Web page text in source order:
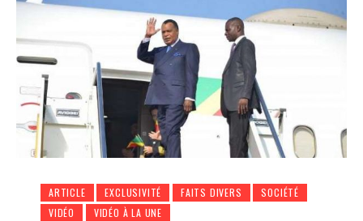
ARTICLE EXCLUSIVITÉ FAITS DIVERS
SOCIÉTÉ
VIDÉO
VIDÉO À LA UNE